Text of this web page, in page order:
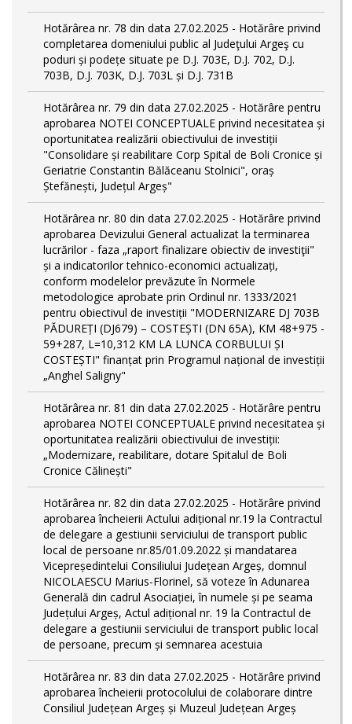
Hotărârea nr. 78 din data 27.02.2025 - Hotărâre privind
completarea domeniului public al Judeţului Argeş cu
poduri și podețe situate pe D.J. 703E, D.J. 702, D.J.
703B, D.J. 703K, D.J. 703L și D.J. 731B
Hotărârea nr. 79 din data 27.02.2025 - Hotărâre pentru
aprobarea NOTEI CONCEPTUALE privind necesitatea și
oportunitatea realizării obiectivului de investiții
"Consolidare și reabilitare Corp Spital de Boli Cronice și
Geriatrie Constantin Bălăceanu Stolnici", oraș
Ștefănești, Județul Argeș"
Hotărârea nr. 80 din data 27.02.2025 - Hotărâre privind
aprobarea Devizului General actualizat la terminarea
lucrărilor - faza „raport finalizare obiectiv de investiţii"
și a indicatorilor tehnico-economici actualizați,
conform modelelor prevăzute în Normele
metodologice aprobate prin Ordinul nr. 1333/2021
pentru obiectivul de investiții "MODERNIZARE DJ 703B
PĂDUREȚI (DJ679) – COSTEȘTI (DN 65A), KM 48+975 -
59+287, L=10,312 KM LA LUNCA CORBULUI ȘI
COSTEȘTI" finanțat prin Programul național de investiții
„Anghel Saligny"
Hotărârea nr. 81 din data 27.02.2025 - Hotărâre pentru
aprobarea NOTEI CONCEPTUALE privind necesitatea și
oportunitatea realizării obiectivului de investiții:
„Modernizare, reabilitare, dotare Spitalul de Boli
Cronice Călinești"
Hotărârea nr. 82 din data 27.02.2025 - Hotărâre privind
aprobarea încheierii Actului adițional nr.19 la Contractul
de delegare a gestiunii serviciului de transport public
local de persoane nr.85/01.09.2022 și mandatarea
Vicepreședintelui Consiliului Județean Argeș, domnul
NICOLAESCU Marius-Florinel, să voteze în Adunarea
Generală din cadrul Asociației, în numele și pe seama
Județului Argeș, Actul adițional nr. 19 la Contractul de
delegare a gestiunii serviciului de transport public local
de persoane, precum și semnarea acestuia
Hotărârea nr. 83 din data 27.02.2025 - Hotărâre privind
aprobarea încheierii protocolului de colaborare dintre
Consiliul Județean Argeș și Muzeul Județean Argeș